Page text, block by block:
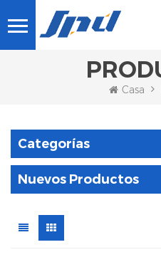
Casa
Categorías
Nuevos Productos